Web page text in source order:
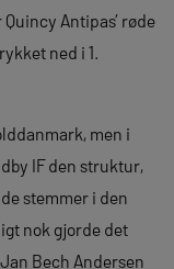
Antipas’ røde
ned i 1.
men i
IF den struktur,
stemmer i den
nok gjorde det
Bech Andersen